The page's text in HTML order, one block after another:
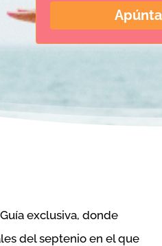
exclusiva, donde
del septenio en el que